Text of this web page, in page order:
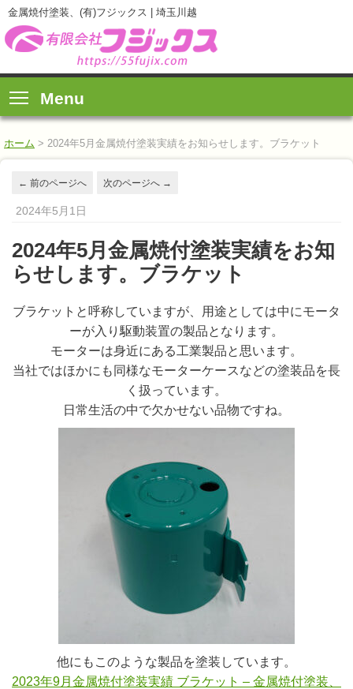
金属焼付塗装、(有)フジックス | 埼玉川越
Menu
ホーム > 2024年5月金属焼付塗装実績をお知らせします。ブラケット
← 前のページへ 次のページへ →
2024年5月1日
2024年5月金属焼付塗装実績をお知
らせします。ブラケット
ブラケットと呼称していますが、用途としては中にモータ
ーが入り駆動装置の製品となります。
モーターは身近にある工業製品と思います。
当社ではほかにも同様なモーターケースなどの塗装品を長
く扱っています。
日常生活の中で欠かせない品物ですね。
他にもこのような製品を塗装しています。
2023年9月金属焼付塗装実績 ブラケット – 金属焼付塗装、